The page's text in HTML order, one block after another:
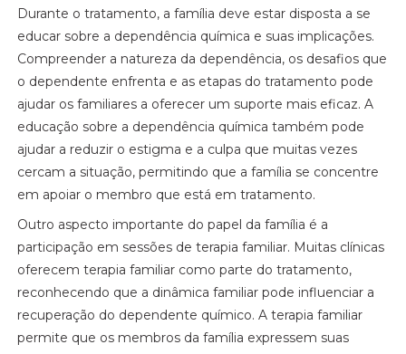
Durante o tratamento, a família deve estar disposta a se
educar sobre a dependência química e suas implicações.
Compreender a natureza da dependência, os desafios que
o dependente enfrenta e as etapas do tratamento pode
ajudar os familiares a oferecer um suporte mais eficaz. A
educação sobre a dependência química também pode
ajudar a reduzir o estigma e a culpa que muitas vezes
cercam a situação, permitindo que a família se concentre
em apoiar o membro que está em tratamento.
Outro aspecto importante do papel da família é a
participação em sessões de terapia familiar. Muitas clínicas
oferecem terapia familiar como parte do tratamento,
reconhecendo que a dinâmica familiar pode influenciar a
recuperação do dependente químico. A terapia familiar
permite que os membros da família expressem suas